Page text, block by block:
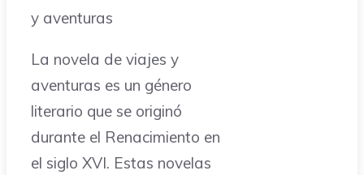
y aventuras
La novela de viajes y
aventuras es un género
literario que se originó
durante el Renacimiento en
el siglo XVI. Estas novelas